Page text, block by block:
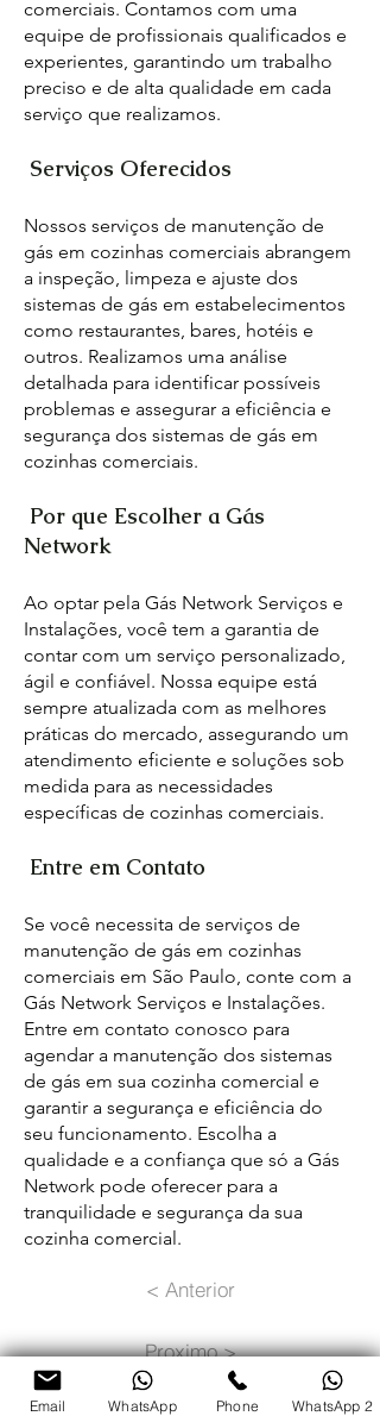
comerciais. Contamos com uma
equipe de profissionais qualificados e
experientes, garantindo um trabalho
preciso e de alta qualidade em cada
serviço que realizamos.
Serviços Oferecidos
Nossos serviços de manutenção de
gás em cozinhas comerciais abrangem
a inspeção, limpeza e ajuste dos
sistemas de gás em estabelecimentos
como restaurantes, bares, hotéis e
outros. Realizamos uma análise
detalhada para identificar possíveis
problemas e assegurar a eficiência e
segurança dos sistemas de gás em
cozinhas comerciais.
Por que Escolher a Gás
Network
Ao optar pela Gás Network Serviços e
Instalações, você tem a garantia de
contar com um serviço personalizado,
ágil e confiável. Nossa equipe está
sempre atualizada com as melhores
práticas do mercado, assegurando um
atendimento eficiente e soluções sob
medida para as necessidades
específicas de cozinhas comerciais.
Entre em Contato
Se você necessita de serviços de
manutenção de gás em cozinhas
comerciais em São Paulo, conte com a
Gás Network Serviços e Instalações.
Entre em contato conosco para
agendar a manutenção dos sistemas
de gás em sua cozinha comercial e
garantir a segurança e eficiência do
seu funcionamento. Escolha a
qualidade e a confiança que só a Gás
Network pode oferecer para a
tranquilidade e segurança da sua
cozinha comercial.
< Anterior
Proximo >
Email WhatsApp Phone WhatsApp 2
WhatsApp